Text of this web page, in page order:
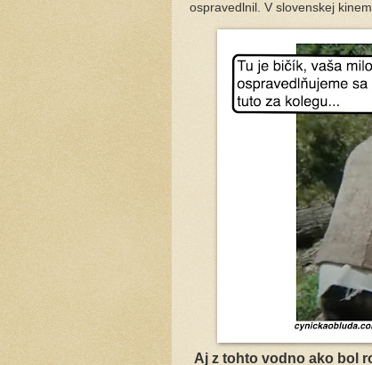
ospravedlnil. V slovenskej
Aj z tohto vodno ako bol